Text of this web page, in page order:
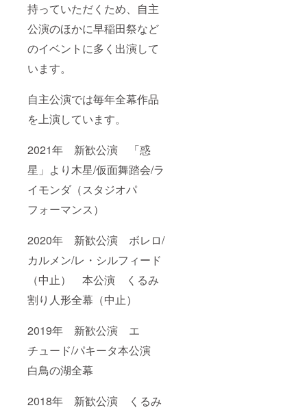
持っていただくため、自主
公演のほかに早稲田祭など
のイベントに多く出演して
います。
自主公演では毎年全幕作品
を上演しています。
2021年 新歓公演 「惑
星」より木星/仮面舞踏会/ラ
イモンダ（スタジオパ
フォーマンス）
2020年 新歓公演 ボレロ/
カルメン/レ・シルフィード
（中止） 本公演 くるみ
割り人形全幕（中止）
2019年 新歓公演 エ
チュード/パキータ本公演
白鳥の湖全幕
2018年 新歓公演 くるみ